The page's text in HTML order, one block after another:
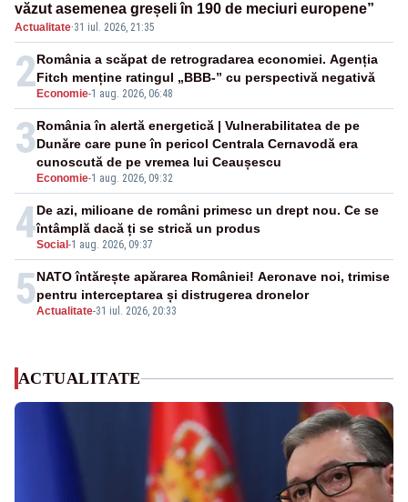
văzut asemenea greșeli în 190 de meciuri europene”
Actualitate·31 iul. 2026, 21:35
2 Economie-1 aug. 2026, 06:48
România a scăpat de retrogradarea economiei. Agenția
Fitch menține ratingul „BBB-” cu perspectivă negativă
3
Economie-1 aug. 2026, 09:32
România în alertă energetică | Vulnerabilitatea de pe
Dunăre care pune în pericol Centrala Cernavodă era
cunoscută de pe vremea lui Ceaușescu
4Social -1 aug. 2026, 09:37
De azi, milioane de români primesc un drept nou. Ce se
întâmplă dacă ți se strică un produs
5Actualitate-31 iul. 2026, 20:33
NATO întărește apărarea României! Aeronave noi, trimise
pentru interceptarea și distrugerea dronelor
ACTUALITATE